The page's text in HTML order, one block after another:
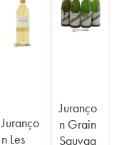
Juranço
n Les
Juranço
n Grain
Sauvag